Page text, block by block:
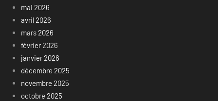
mai 2026
avril 2026
mars 2026
février 2026
janvier 2026
décembre 2025
novembre 2025
octobre 2025